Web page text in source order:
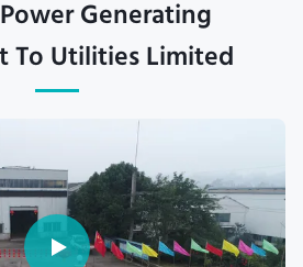
Generating
To Utilities Limited